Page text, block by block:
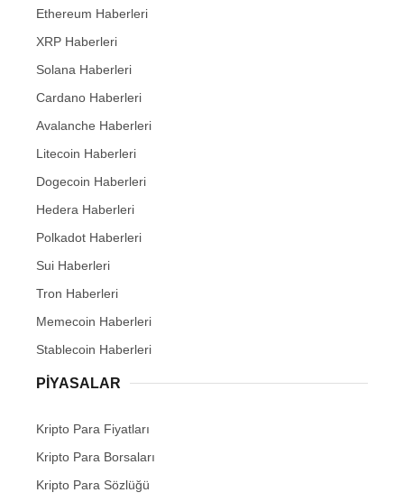
Ethereum Haberleri
XRP Haberleri
Solana Haberleri
Cardano Haberleri
Avalanche Haberleri
Litecoin Haberleri
Dogecoin Haberleri
Hedera Haberleri
Polkadot Haberleri
Sui Haberleri
Tron Haberleri
Memecoin Haberleri
Stablecoin Haberleri
PIYASALAR
Kripto Para Fiyatları
Kripto Para Borsaları
Kripto Para Sözlüğü